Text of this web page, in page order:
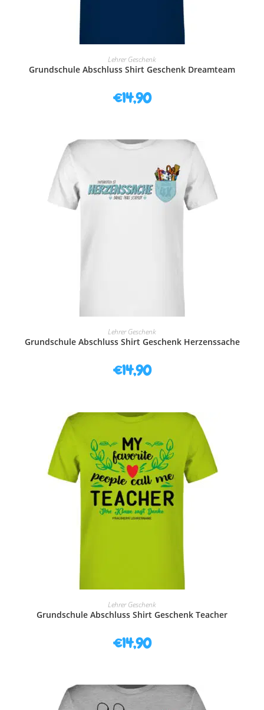
AUSFÜHRUNG WÄHLEN
Lehrer Geschenk
Grundschule Abschluss Shirt Geschenk Dreamteam
€14,90
AUSFÜHRUNG WÄHLEN
Lehrer Geschenk
Grundschule Abschluss Shirt Geschenk Herzenssache
€14,90
AUSFÜHRUNG WÄHLEN
Lehrer Geschenk
Grundschule Abschluss Shirt Geschenk Teacher
€14,90